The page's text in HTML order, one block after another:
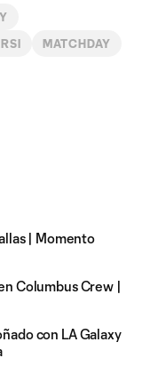
MATCHDAY
| Momento
Columbus Crew |
con LA Galaxy